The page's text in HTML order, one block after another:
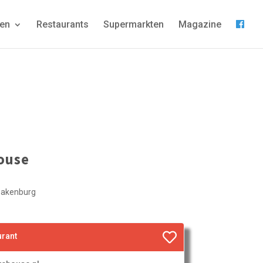
Restaurants Supermarkten Magazine